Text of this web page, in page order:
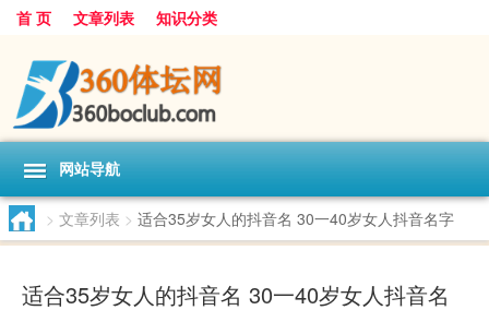
首 页 文章列表 知识分类
网站导航
> 文章列表 > 适合35岁女人的抖音名 30一40岁女人抖音名字
适合35岁女人的抖音名 30一40岁女人抖音名